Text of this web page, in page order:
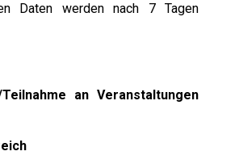
Daten werden nach 7 Tagen
an Veranstaltungen